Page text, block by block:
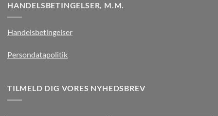
HANDELSBETINGELSER, M.M.
Handelsbetingelser
Persondatapolitik
TILMELD DIG VORES NYHEDSBREV